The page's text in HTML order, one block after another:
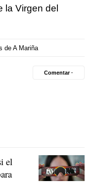
la Virgen del
de A Mariña
Comentar ·
el